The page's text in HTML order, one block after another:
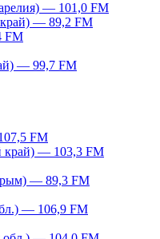
— 101,0 FM
край) — 89,2 FM
FM
— 99,7 FM
FM
край) — 103,3 FM
— 89,3 FM
— 106,9 FM